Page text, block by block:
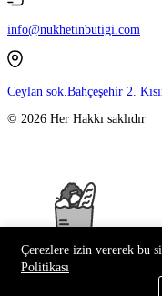
info@nukhetinbutigi.com
Ceylan sok.Bahçeşehir 2.
© 2026 Her Hakkı saklıdır
Çerezlere izin vererek bu
Politikası